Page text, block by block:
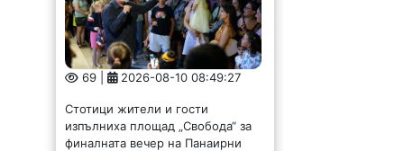
финалната вечер на Панаирни
дни – Мизия 2026. Веселин
Маринов, както и Бобан
Здравкович със своя бенд,
подариха на публиката два